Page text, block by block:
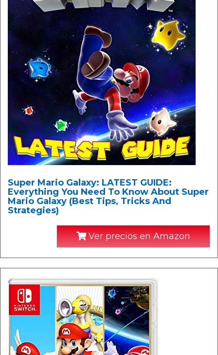
Super Mario Galaxy: LATEST GUIDE:
Everything You Need To Know About Super
Mario Galaxy (Best Tips, Tricks And
Strategies)
Ver precios en Amazon